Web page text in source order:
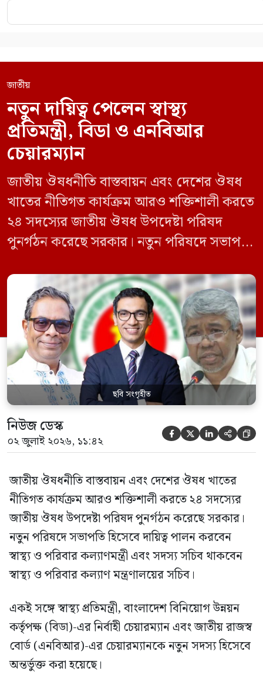
জাতীয়
নতুন দায়িত্ব পেলেন স্বাস্থ্য
প্রতিমন্ত্রী, বিডা ও এনবিআর
চেয়ারম্যান
জাতীয় ঔষধনীতি বাস্তবায়ন এবং দেশের ঔষধ
খাতের নীতিগত কার্যক্রম আরও শক্তিশালী করতে
২৪ সদস্যের জাতীয় ঔষধ উপদেষ্টা পরিষদ
পুনর্গঠন করেছে সরকার। নতুন পরিষদে সভাপতি
কল্যাণমন্ত্রী এবং সদস্য সচিব থাকবেন স্বাস্থ্য ও
পরিবার কল্যাণ মন্ত্রণালয়ের সচিব। একই সঙ্গে
স্বাস্থ্য প্রতিমন্ত্রী, বাংলাদেশ বিনিয়োগ উন্নয়ন
কর্তৃপক্ষ (বিডা)-এর নির্বাহী চেয়ারম্যান এবং
জাতীয় […]
ছবি সংগৃহীত
নিউজ ডেস্ক
০২ জুলাই ২০২৬, ১১:৪২     
জাতীয় ঔষধনীতি বাস্তবায়ন এবং দেশের ঔষধ খাতের
নীতিগত কার্যক্রম আরও শক্তিশালী করতে ২৪ সদস্যের
জাতীয় ঔষধ উপদেষ্টা পরিষদ পুনর্গঠন করেছে সরকার।
নতুন পরিষদে সভাপতি হিসেবে দায়িত্ব পালন করবেন
স্বাস্থ্য ও পরিবার কল্যাণমন্ত্রী এবং সদস্য সচিব থাকবেন
স্বাস্থ্য ও পরিবার কল্যাণ মন্ত্রণালয়ের সচিব।
একই সঙ্গে স্বাস্থ্য প্রতিমন্ত্রী, বাংলাদেশ বিনিয়োগ উন্নয়ন
কর্তৃপক্ষ (বিডা)-এর নির্বাহী চেয়ারম্যান এবং জাতীয় রাজস্ব
বোর্ড (এনবিআর)-এর চেয়ারম্যানকে নতুন সদস্য হিসেবে
অন্তর্ভুক্ত করা হয়েছে।